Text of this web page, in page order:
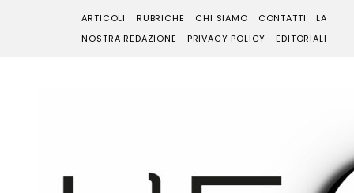
ARTICOLI RUBRICHE CHI SIAMO CONTATTI
LA
NOSTRA REDAZIONE
PRIVACY POLICY EDITORIALI